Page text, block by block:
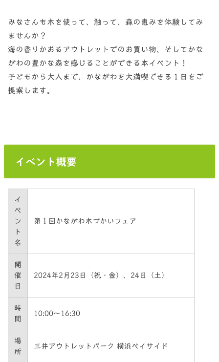
みなさんも木を使って、触って、森の恵みを体験してみ
ませんか？
海の香りかおるアウトレットでのお買い物、そしてかな
がわの豊かな森を感じることができる本イベント！
子どもから大人まで、かながわを大満喫できる１日をご
提案します。
イベント概要
イ
ベ
ン
ト
名
第１回かながわ木づかいフェア
開
催
日
2024年2月23日（祝・金）、24日（土）
時
間
10:00～16:30
場
所
三井アウトレットパーク 横浜ベイサイド